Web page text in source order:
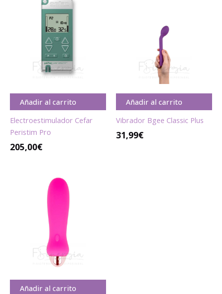
Añadir al carrito
Electroestimulador Cefar
Peristim Pro
205,00€
Añadir al carrito
Vibrador Bgee Classic Plus
31,99€
Añadir al carrito